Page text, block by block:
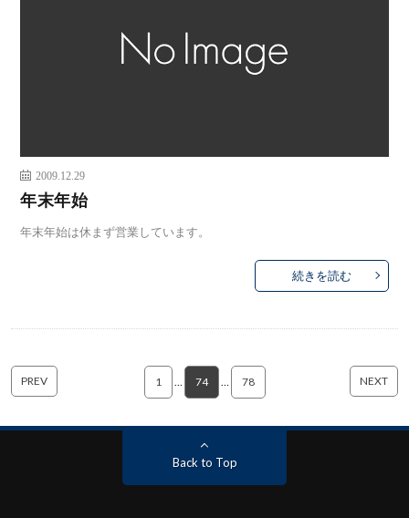
2009.12.29
年末年始
年末年始は休まず営業しています。
続きを読む
PREV 1 74 78 NEXT
Back to Top